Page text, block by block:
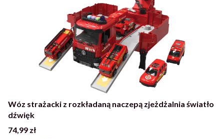
Wóz strażacki z rozkładaną naczepą zjeżdżalnia światło
dźwięk
Cena
74,99 zł